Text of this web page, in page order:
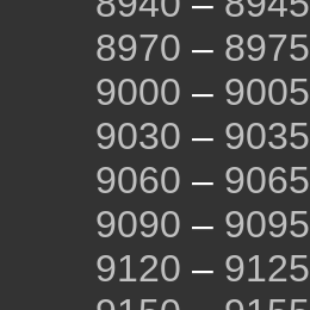
8970 – 8975
9000 – 9005
9030 – 9035
9060 – 9065
9090 – 9095
9120 – 9125